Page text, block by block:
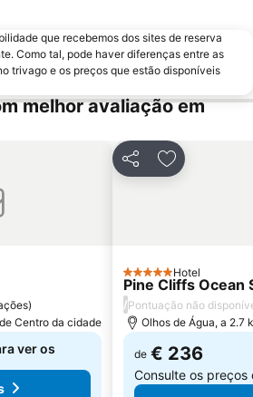
Estádio Algarve
Inatel Beach
AlgarveShopping
Barra da Fuseta Beach
Vale De Parra
que recebemos dos sites de reserva
Como tal, pode haver diferenças entre as
trivago e os preços que estão disponíveis
melhor avaliação em
)
Centro da cidade
ver os
PartilharAdicionar
5 EstrelasHotel
Pine Cliffs Ocean
/Pontuação não
Olhos de Água, a 2.7
de € 236
Consulte os